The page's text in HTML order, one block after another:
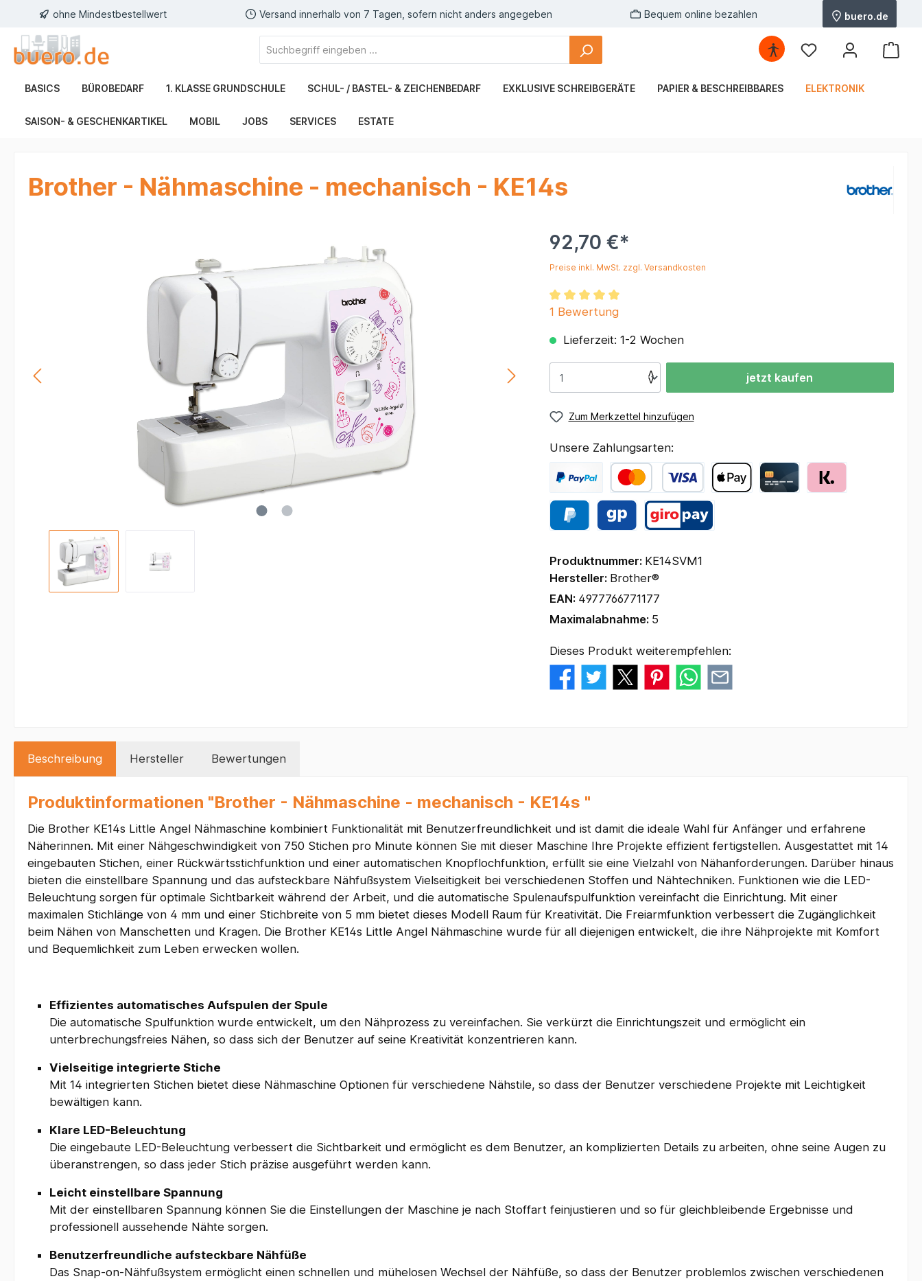
ohne Mindestbestellwert Versand innerhalb von 7 Tagen, sofern nicht anders angegeben Bequem online bezahlen buero.de
BASICS BÜROBEDARF 1. KLASSE GRUNDSCHULE SCHUL- / BASTEL- & ZEICHENBEDARF EXKLUSIVE SCHREIBGERÄTE PAPIER & BESCHREIBBARES ELEKTRONIK
SAISON- & GESCHENKARTIKEL MOBIL JOBS SERVICES ESTATE
Brother - Nähmaschine - mechanisch - KE14s
92,70 €*
Preise inkl. MwSt. zzgl. Versandkosten
1 Bewertung
Lieferzeit: 1-2 Wochen
jetzt kaufen
Zum Merkzettel hinzufügen
Unsere Zahlungsarten:
Produktnummer: KE14SVM1
Hersteller: Brother®
EAN: 4977766771177
Maximalabnahme: 5
Dieses Produkt weiterempfehlen:
Beschreibung Hersteller Bewertungen
Produktinformationen "Brother - Nähmaschine - mechanisch - KE14s "
Die Brother KE14s Little Angel Nähmaschine kombiniert Funktionalität mit Benutzerfreundlichkeit und ist damit die ideale Wahl für Anfänger und erfahrene
Näherinnen. Mit einer Nähgeschwindigkeit von 750 Stichen pro Minute können Sie mit dieser Maschine Ihre Projekte effizient fertigstellen. Ausgestattet mit 14
eingebauten Stichen, einer Rückwärtsstichfunktion und einer automatischen Knopflochfunktion, erfüllt sie eine Vielzahl von Nähanforderungen. Darüber hinaus
bieten die einstellbare Spannung und das aufsteckbare Nähfußsystem Vielseitigkeit bei verschiedenen Stoffen und Nähtechniken. Funktionen wie die LED-
Beleuchtung sorgen für optimale Sichtbarkeit während der Arbeit, und die automatische Spulenaufspulfunktion vereinfacht die Einrichtung. Mit einer
maximalen Stichlänge von 4 mm und einer Stichbreite von 5 mm bietet dieses Modell Raum für Kreativität. Die Freiarmfunktion verbessert die Zugänglichkeit
beim Nähen von Manschetten und Kragen. Die Brother KE14s Little Angel Nähmaschine wurde für all diejenigen entwickelt, die ihre Nähprojekte mit Komfort
und Bequemlichkeit zum Leben erwecken wollen.
Effizientes automatisches Aufspulen der Spule
Die automatische Spulfunktion wurde entwickelt, um den Nähprozess zu vereinfachen. Sie verkürzt die Einrichtungszeit und ermöglicht ein
unterbrechungsfreies Nähen, so dass sich der Benutzer auf seine Kreativität konzentrieren kann.
Vielseitige integrierte Stiche
Mit 14 integrierten Stichen bietet diese Nähmaschine Optionen für verschiedene Nähstile, so dass der Benutzer verschiedene Projekte mit Leichtigkeit
bewältigen kann.
Klare LED-Beleuchtung
Die eingebaute LED-Beleuchtung verbessert die Sichtbarkeit und ermöglicht es dem Benutzer, an komplizierten Details zu arbeiten, ohne seine Augen zu
überanstrengen, so dass jeder Stich präzise ausgeführt werden kann.
Leicht einstellbare Spannung
Mit der einstellbaren Spannung können Sie die Einstellungen der Maschine je nach Stoffart feinjustieren und so für gleichbleibende Ergebnisse und
professionell aussehende Nähte sorgen.
Benutzerfreundliche aufsteckbare Nähfüße
Das Snap-on-Nähfußsystem ermöglicht einen schnellen und mühelosen Wechsel der Nähfüße, so dass der Benutzer problemlos zwischen verschiedenen